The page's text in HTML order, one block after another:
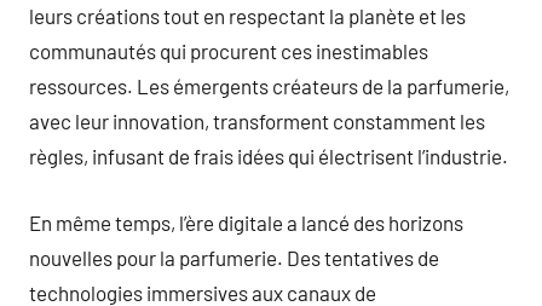
leurs créations tout en respectant la planète et les
communautés qui procurent ces inestimables
ressources. Les émergents créateurs de la parfumerie,
avec leur innovation, transforment constamment les
règles, infusant de frais idées qui électrisent l’industrie.
En même temps, l’ère digitale a lancé des horizons
nouvelles pour la parfumerie. Des tentatives de
technologies immersives aux canaux de